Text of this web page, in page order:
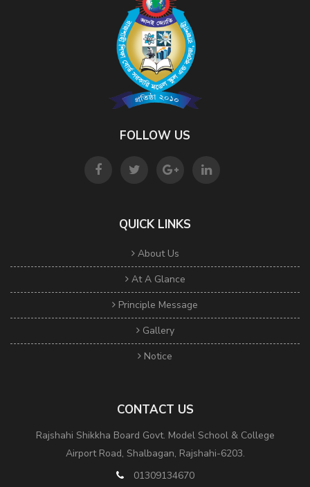
FOLLOW US
QUICK LINKS
About Us
At A Glance
Principle Message
Gallery
Notice
CONTACT US
Rajshahi Shikkha Board Govt. Model School & College
Airport Road, Shalbagan, Rajshahi-6203.
01309134670